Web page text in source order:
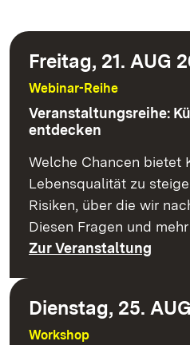
Freitag, 21. AUG
Webinar-Reihe
Veranstaltungsreihe:
entdecken
Welche Chancen bietet
Lebensqualität zu
Risiken, über die wir
Diesen Fragen und
Zur Veranstaltung
Dienstag, 25.
Workshop